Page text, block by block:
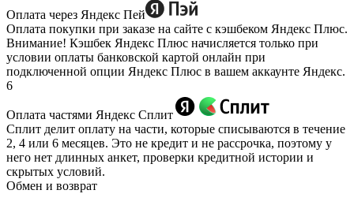
Оплата через Яндекс Пей
Оплата покупки при заказе на сайте с кэшбеком Яндекс Плюс.
Внимание! Кэшбек Яндекс Плюс начисляется только при
условии оплаты банковской картой онлайн при
подключенной опции Яндекс Плюс в вашем аккаунте Яндекс.
6
Оплата частями Яндекс Сплит
Сплит делит оплату на части, которые списываются в течение
2, 4 или 6 месяцев. Это не кредит и не рассрочка, поэтому у
него нет длинных анкет, проверки кредитной истории и
скрытых условий.
Обмен и возврат